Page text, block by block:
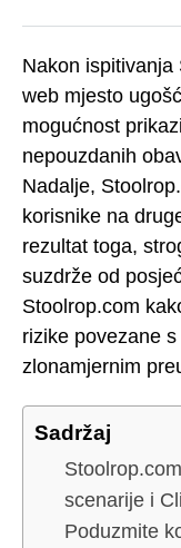
Nakon
web mjesto
mogućnost
nepouzdanih
Nadalje,
korisnike na
rezultat toga,
suzdrže od
Stoolrop.com
rizike povezane
zlonamjernim
Sadržaj
scenarije i
Poduzmite